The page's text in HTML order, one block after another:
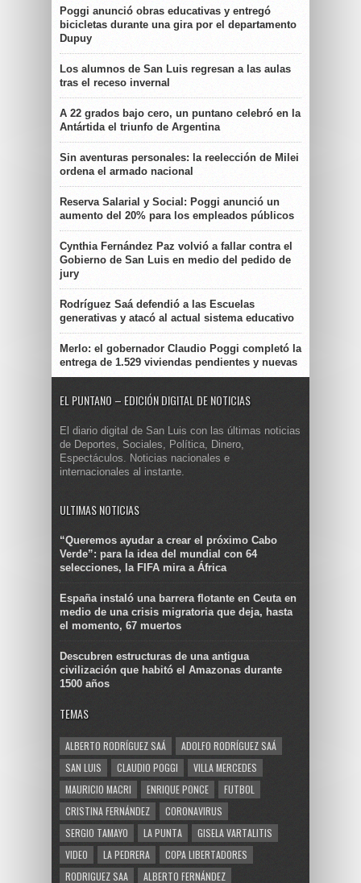
Poggi anunció obras educativas y entregó
bicicletas durante una gira por el departamento
Dupuy
Los alumnos de San Luis regresan a las aulas
tras el receso invernal
A 22 grados bajo cero, un puntano celebró en la
Antártida el triunfo de Argentina
Sin aventuras personales: la reelección de Milei
ordena el armado nacional
Reserva Salarial y Social: Poggi anunció un
aumento del 20% para los empleados públicos
Cynthia Fernández Paz volvió a fallar contra el
Gobierno de San Luis en medio del pedido de
jury
Rodríguez Saá defendió a las Escuelas
generativas y atacó al actual sistema educativo
Merlo: el gobernador Claudio Poggi completó la
entrega de 1.529 viviendas pendientes y nuevas
EL PUNTANO – EDICIÓN DIGITAL DE NOTICIAS
El diario digital de San Luis con las últimas noticias
de Deportes, Sociales, Política, Dinero,
Espectáculos. Noticias nacionales e
internacionales al instante.
ULTIMAS NOTICIAS
“Queremos ayudar a crear el próximo Cabo
Verde”: para la idea del mundial con 64
selecciones, la FIFA mira a África
España instaló una barrera flotante en Ceuta en
medio de una crisis migratoria que deja, hasta
el momento, 67 muertos
Descubren estructuras de una antigua
civilización que habitó el Amazonas durante
1500 años
TEMAS
ALBERTO RODRÍGUEZ SAÁ
ADOLFO RODRÍGUEZ SAÁ
SAN LUIS
CLAUDIO POGGI
VILLA MERCEDES
MAURICIO MACRI
ENRIQUE PONCE
FUTBOL
CRISTINA FERNÁNDEZ
CORONAVIRUS
SERGIO TAMAYO
LA PUNTA
GISELA VARTALITIS
VIDEO
LA PEDRERA
COPA LIBERTADORES
RODRIGUEZ SAA
ALBERTO FERNÁNDEZ